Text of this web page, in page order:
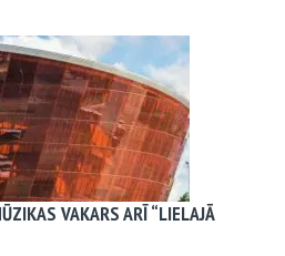
VAKARS ARĪ “LIELAJĀ